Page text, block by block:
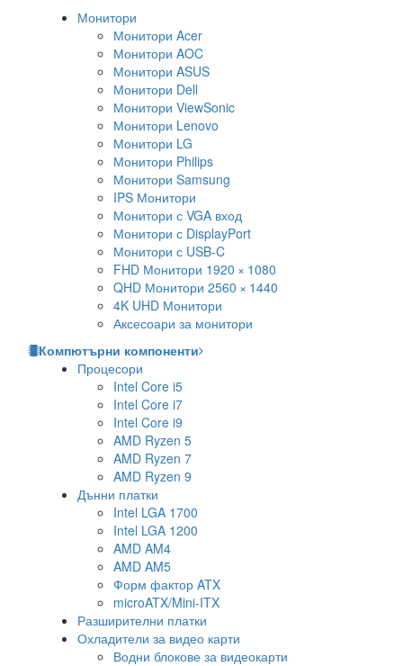
Монитори
Монитори Acer
Монитори AOC
Монитори ASUS
Монитори Dell
Монитори ViewSonic
Монитори Lenovo
Монитори LG
Монитори Philips
Монитори Samsung
IPS Монитори
Монитори с VGA вход
Монитори с DisplayPort
Монитори с USB-C
FHD Монитори 1920 × 1080
QHD Монитори 2560 × 1440
4K UHD Монитори
Аксесоари за монитори
Компютърни компоненти
Процесори
Intel Core i5
Intel Core i7
Intel Core i9
AMD Ryzen 5
AMD Ryzen 7
AMD Ryzen 9
Дънни платки
Intel LGA 1700
Intel LGA 1200
AMD AM4
AMD AM5
Форм фактор ATX
microATX/Mini-ITX
Разширителни платки
Охладители за видео карти
Водни блокове за видеокарти